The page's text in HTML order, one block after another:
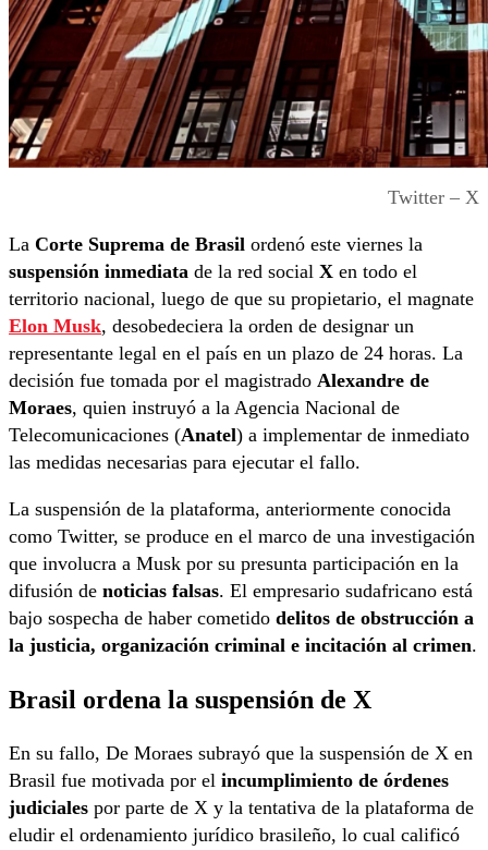
Twitter – X
La Corte Suprema de Brasil ordenó este viernes la
suspensión inmediata de la red social X en todo el
territorio nacional, luego de que su propietario, el magnate
Elon Musk, desobedeciera la orden de designar un
representante legal en el país en un plazo de 24 horas. La
decisión fue tomada por el magistrado Alexandre de
Moraes, quien instruyó a la Agencia Nacional de
Telecomunicaciones (Anatel) a implementar de inmediato
las medidas necesarias para ejecutar el fallo.
La suspensión de la plataforma, anteriormente conocida
como Twitter, se produce en el marco de una investigación
que involucra a Musk por su presunta participación en la
difusión de noticias falsas. El empresario sudafricano está
bajo sospecha de haber cometido delitos de obstrucción a
la justicia, organización criminal e incitación al crimen.
Brasil ordena la suspensión de X
En su fallo, De Moraes subrayó que la suspensión de X en
Brasil fue motivada por el incumplimiento de órdenes
judiciales por parte de X y la tentativa de la plataforma de
eludir el ordenamiento jurídico brasileño, lo cual calificó